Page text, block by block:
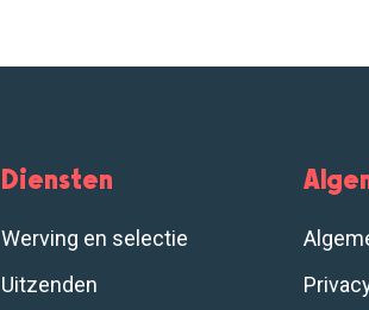
Diensten
Werving en selectie
Uitzenden